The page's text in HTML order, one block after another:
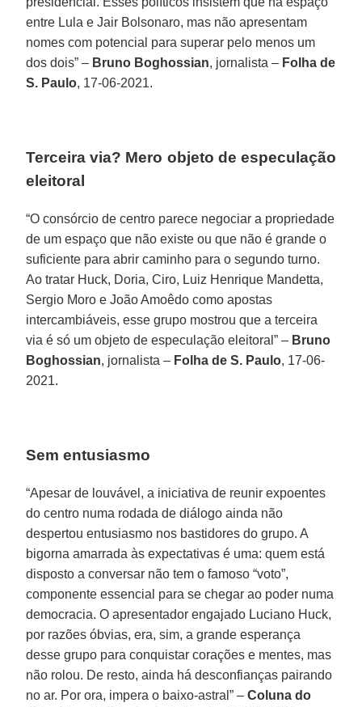
entre Lula e Jair Bolsonaro, mas não apresentam
nomes com potencial para superar pelo menos um
dos dois” – Bruno Boghossian, jornalista – Folha de
S. Paulo, 17-06-2021.
Terceira via? Mero objeto de especulação
eleitoral
“O consórcio de centro parece negociar a propriedade
de um espaço que não existe ou que não é grande o
suficiente para abrir caminho para o segundo turno.
Ao tratar Huck, Doria, Ciro, Luiz Henrique Mandetta,
Sergio Moro e João Amoêdo como apostas
intercambiáveis, esse grupo mostrou que a terceira
via é só um objeto de especulação eleitoral” – Bruno
Boghossian, jornalista – Folha de S. Paulo, 17-06-
2021.
Sem entusiasmo
“Apesar de louvável, a iniciativa de reunir expoentes
do centro numa rodada de diálogo ainda não
despertou entusiasmo nos bastidores do grupo. A
bigorna amarrada às expectativas é uma: quem está
disposto a conversar não tem o famoso “voto”,
componente essencial para se chegar ao poder numa
democracia. O apresentador engajado Luciano Huck,
por razões óbvias, era, sim, a grande esperança
desse grupo para conquistar corações e mentes, mas
não rolou. De resto, ainda há desconfianças pairando
no ar. Por ora, impera o baixo-astral” –Coluna do